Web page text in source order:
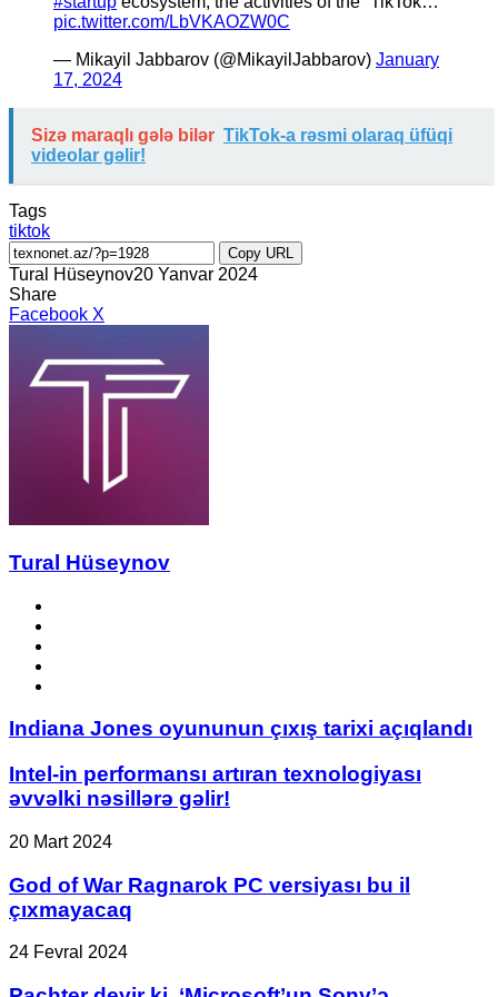
pic.twitter.com/LbVKAOZW0C
— Mikayil Jabbarov (@MikayilJabbarov) January
17, 2024
Sizə maraqlı gələ bilər TikTok-a rəsmi olaraq üfüqi
videolar gəlir!
Tags
tiktok
Copy URL
Tural Hüseynov20 Yanvar 2024
Share
Facebook X
Tural Hüseynov
Indiana
oyununun
çıxış
tarixi
Indiana Jones oyununun çıxış tarixi açıqlandı
Intel-
in
performansı
artıran
texnologiyası
nəsillərə
gəlir!
Intel-in performansı artıran texnologiyası
əvvəlki nəsillərə gəlir!
God
War
Ragnarok
PC
versiyası
bu
20 Mart 2024
God of War Ragnarok PC versiyası bu il
çıxmayacaq
Pachter
ki,
24 Fevral 2024